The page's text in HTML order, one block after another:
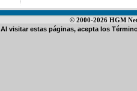
© 2000-2026 HGM
Al visitar estas páginas, acepta los